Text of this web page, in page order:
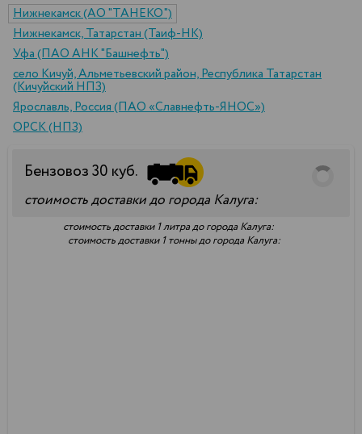
Нижнекамск (АО "ТАНЕКО")
Нижнекамск, Татарстан (Таиф-НК)
Уфа (ПАО АНК "Башнефть")
село Кичуй, Альметьевский район, Республика Татарстан
(Кичуйский НПЗ)
Ярославль, Россия (ПАО «Славнефть-ЯНОС»)
ОРСК (НПЗ)
Бензовоз30 куб.
стоимость доставки до города Калуга:
стоимость доставки 1 литра до города Калуга:
стоимость доставки 1 тонны до города Калуга: